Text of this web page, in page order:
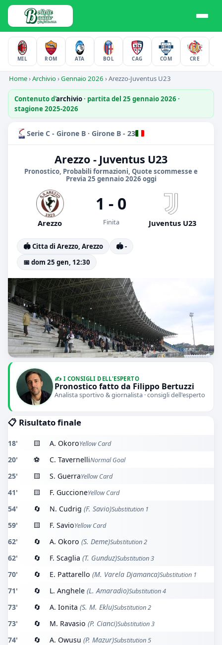
MIL ROM ATA BOL CAG COM CRE
Home›Archivio›Gennaio 2026 ›Arezzo-Juventus U23
Contenuto d'archivio· partita del 25 gennaio 2026 ·
stagione 2025-2026
Serie C - Girone B · Girone B - 23
Arezzo - Juventus U23
Pronostico, Probabili formazioni, Quote scommesse e
Previa 25 gennaio 2026 oggi
Arezzo
1 - 0
Finita Juventus U23
🏟️ Citta di Arezzo, Arezzo
🏟️ -
📅 dom 25 gen, 12:30
✍️ I CONSIGLI DELL'ESPERTO
Pronostico fatto da Filippo Bertuzzi
Analista sportivo & giornalista · consigli dell'esperto
📋 Risultato finale
18' 🟨 A. OkoroYellow Card
20' ⚽ C. TavernelliNormal Goal
25' 🟨 S. GuerraYellow Card
41' 🟨 F. GuccioneYellow Card
54' 🔄 N. Cudrig (F. Savio)Substitution 1
59' 🟨 F. SavioYellow Card
62' 🔄 A. Okoro (S. Deme)Substitution 2
62' 🔄 F. Scaglia (T. Gunduz)Substitution 3
70' 🔄 E. Pattarello (M. Varela Djamanca)Substitution 1
71' 🔄 L. Anghele (L. Amaradio)Substitution 4
73' 🔄 A. Ionita (S. M. Eklu)Substitution 2
73' 🔄 M. Ravasio (P. Cianci)Substitution 3
74' 🔄 A. Owusu (P. Mazur)Substitution 5